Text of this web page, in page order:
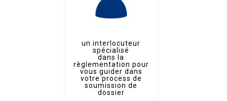
un interlocuteur
spécialisé
dans la
règlementation pour
vous guider dans
votre process de
soumission de
dossier